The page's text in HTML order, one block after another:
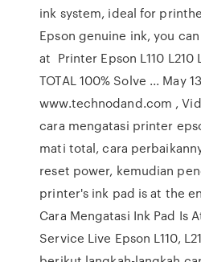
ink system, ideal for
Epson genuine ink, you
at Printer Epson L110 L210
TOTAL 100% Solve ... May
www.technodand.com ,
cara mengatasi printer
mati total, cara
reset power, kemudian
printer's ink pad is at the
Cara Mengatasi Ink Pad Is
Service Live Epson L110,